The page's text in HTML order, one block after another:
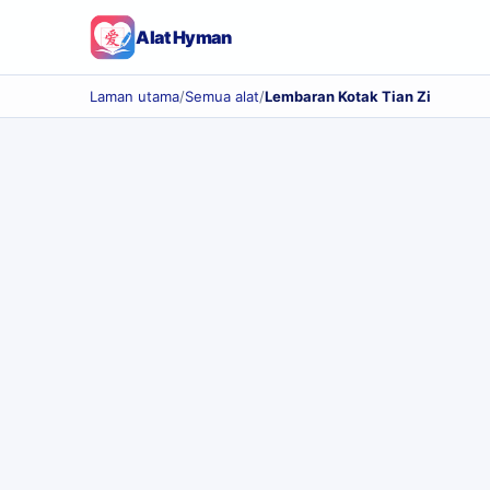
Alat Hyman
Laman utama/Semua alat/Lembaran Kotak Tian Zi